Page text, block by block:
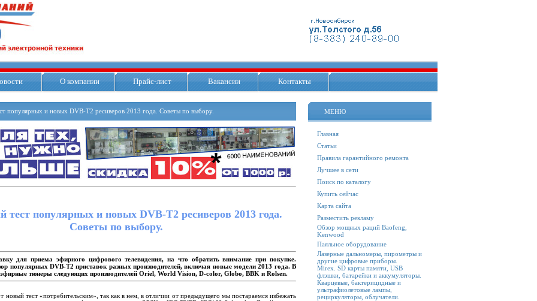
О компании Прайс-лист Вакансии Контакты
популярных и новых DVB-T2 ресиверов 2013 года. Советы по выбору.
тест популярных и новых DVB-T2 ресиверов 2013 года.
Советы по выбору.
для приема эфирного цифрового телевидения, на что обратить внимание при покупке.
популярных DVB-T2 приставок разных производителей, включая новые модели 2013 года. В
тюнеры следующих производителей Oriel, World Vision, D-color, Globo, BBK и Rolsen.
новый тест «потребительским», так как в нем, в отличии от предыдущего мы постараемся избежать
МЕНЮ
Главная
Статьи
Правила гарантийного ремонта
Лучшее в сети
Поиск по каталогу
Купить сейчас
Карта сайта
Разместить рекламу
Обзор мощных раций Baofeng,
Kenwood
Паяльное оборудование
Лазерные дальномеры, пирометры и
другие цифровые приборы.
Mirex. SD карты памяти, USB
флэшки, батарейки и аккумуляторы.
Кварцевые, бактерицидные и
ультрафиолетовые лампы,
рециркуляторы, облучатели.